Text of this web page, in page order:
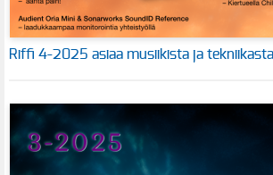
Riffi 4-2025 asiaa musiikista ja